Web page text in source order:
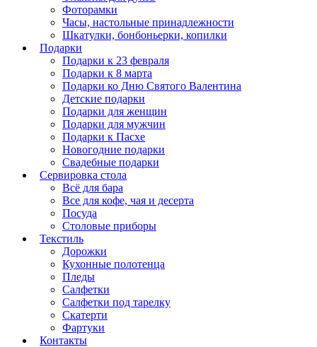
Фоторамки
Часы, настольные принадлежности
Шкатулки, бонбоньерки, копилки
Подарки
Подарки к 23 февраля
Подарки к 8 марта
Подарки ко Дню Святого Валентина
Детские подарки
Подарки для женщин
Подарки для мужчин
Подарки к Пасхе
Новогодние подарки
Свадебные подарки
Сервировка стола
Всё для бара
Все для кофе, чая и десерта
Посуда
Столовые приборы
Текстиль
Дорожки
Кухонные полотенца
Пледы
Салфетки
Салфетки под тарелку
Скатерти
Фартуки
Контакты